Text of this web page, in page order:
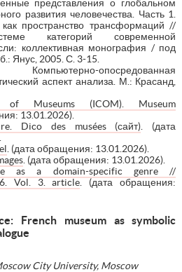
представления о глобальном
развития человечества. Часть 1.
пространство трансформаций //
категорий современной
коллективная монография / под
Янус, 2005. С. 3-15.
опосредованная
аспект анализа. М.: Красанд,
of Museums (ICOM). Museum
13.01.2026).
Dico des musées (сайт) . (дата
. (дата обращения: 13.01.2026).
. (дата обращения: 13.01.2026).
as a domain-specific genre //
Vol. 3. article . (дата обращения:
French museum as symbolic
City University, Moscow